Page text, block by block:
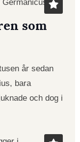
som
år sedan
bara
och dog i